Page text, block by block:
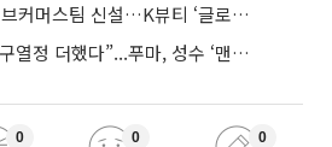
팀 신설…K뷰티 ‘글로벌 판매망’ 확대 속도
“한국적 감성에 英 축구열정 더했다”...푸마, 성수 ‘맨시티 하우스’ 팝업
0 0 0